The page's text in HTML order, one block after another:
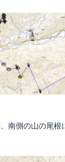
南側の山の尾根